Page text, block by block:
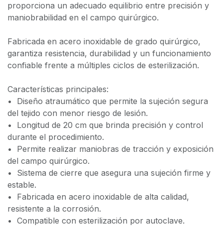
proporciona un adecuado equilibrio entre precisión y
maniobrabilidad en el campo quirúrgico.
Fabricada en acero inoxidable de grado quirúrgico,
garantiza resistencia, durabilidad y un funcionamiento
confiable frente a múltiples ciclos de esterilización.
Características principales:
•⁠ ⁠Diseño atraumático que permite la sujeción segura
del tejido con menor riesgo de lesión.
•⁠ ⁠Longitud de 20 cm que brinda precisión y control
durante el procedimiento.
•⁠ ⁠Permite realizar maniobras de tracción y exposición
del campo quirúrgico.
•⁠ ⁠Sistema de cierre que asegura una sujeción firme y
estable.
•⁠ ⁠Fabricada en acero inoxidable de alta calidad,
resistente a la corrosión.
•⁠ ⁠Compatible con esterilización por autoclave.